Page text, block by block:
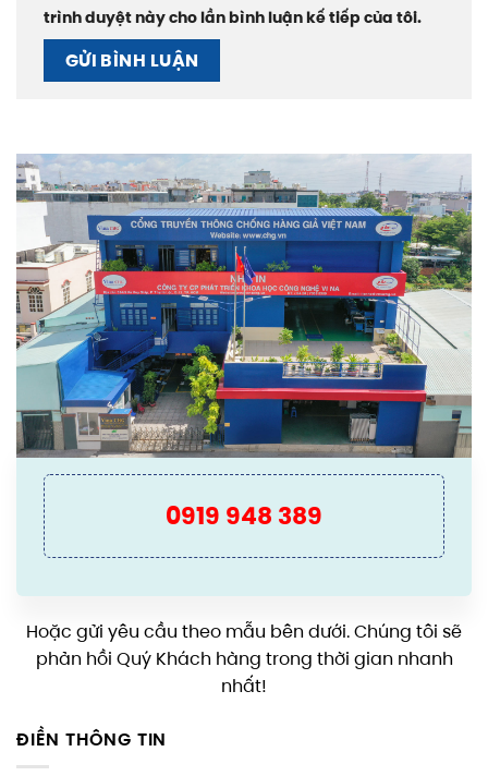
trình duyệt này cho lần bình luận kế tiếp của tôi.
0919 948 389
Hoặc gửi yêu cầu theo mẫu bên dưới. Chúng tôi sẽ
phản hồi Quý Khách hàng trong thời gian nhanh
nhất!
ĐIỀN THÔNG TIN